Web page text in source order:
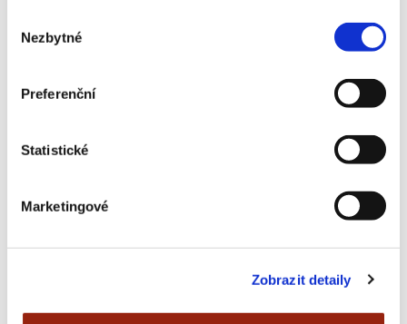
souhlasu
Nezbytné
Preferenční
Statistické
Marketingové
Zobrazit detaily
Určete si kritéria, podle kterých budete úspěšnost
Na vzorku příjemců vám test automaticky ukáže,
Jasný výsledek